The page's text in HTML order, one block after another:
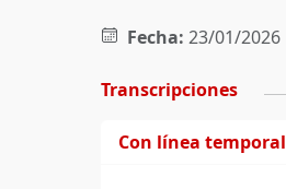
Fecha: 23/01/2026
Transcripciones
Con línea temporal